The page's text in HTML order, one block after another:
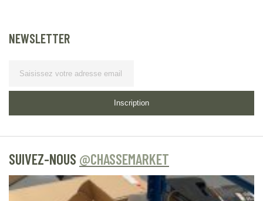
NEWSLETTER
Inscription
SUIVEZ-NOUS @CHASSEMARKET